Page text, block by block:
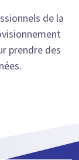
de la
prendre des